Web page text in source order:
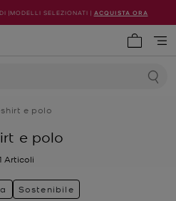
|MODELLI SELEZIONATI | ACQUISTA ORA
e polo
e polo
Articoli
Sostenibile